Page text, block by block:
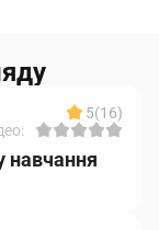
5(16)
навчання